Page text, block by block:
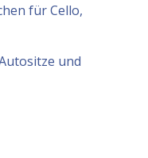
für Cello,
und